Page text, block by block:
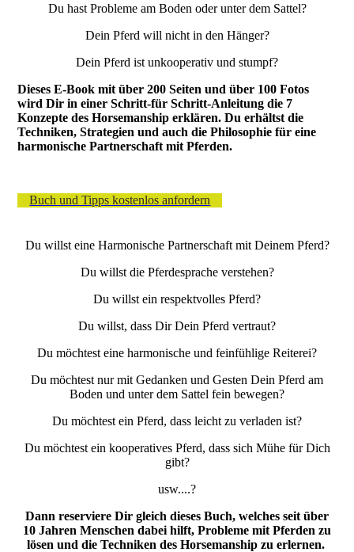
Du hast Probleme am Boden oder unter dem Sattel?
Dein Pferd will nicht in den Hänger?
Dein Pferd ist unkooperativ und stumpf?
Dieses E-Book mit über 200 Seiten und über 100 Fotos
wird Dir in einer Schritt-für Schritt-Anleitung die 7
Konzepte des Horsemanship erklären. Du erhältst die
Techniken, Strategien und auch die Philosophie für eine
harmonische Partnerschaft mit Pferden.
Buch und Tipps kostenlos anfordern
Du willst eine Harmonische Partnerschaft mit Deinem Pferd?
Du willst die Pferdesprache verstehen?
Du willst ein respektvolles Pferd?
Du willst, dass Dir Dein Pferd vertraut?
Du möchtest eine harmonische und feinfühlige Reiterei?
Du möchtest nur mit Gedanken und Gesten Dein Pferd am
Boden und unter dem Sattel fein bewegen?
Du möchtest ein Pferd, dass leicht zu verladen ist?
Du möchtest ein kooperatives Pferd, dass sich Mühe für Dich
gibt?
usw....?
Dann reserviere Dir gleich dieses Buch, welches seit über
10 Jahren Menschen dabei hilft, Probleme mit Pferden zu
lösen und die Techniken des Horsemanship zu erlernen.